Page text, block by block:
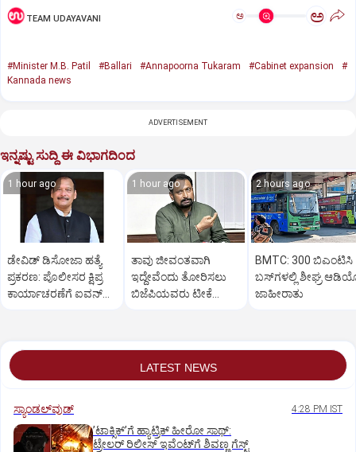
TEAM UDAYAVANI ಅ ಅ
#Minister M.B. Patil #Ballari #Annapoorna Tukaram #Cabinet expansion
#
Kannada news
ADVERTISEMENT
ಇನ್ನಷ್ಟು ಸುದ್ದಿ ಈ ವಿಭಾಗದಿಂದ
1 hour ago
ಡೇವಿಡ್ ಡಿಸೋಜಾ ಹತ್ಯೆ
ಪ್ರಕರಣ: ಪೊಲೀಸರ ಕ್ಷಿಪ್ರ
ಕಾರ್ಯಾಚರಣೆಗೆ ಐವನ್
1 hour ago
ತಾವು ಜೀವಂತವಾಗಿ
ಇದ್ದೇವೆಂದು ತೋರಿಸಲು
ಬಿಜೆಪಿಯವರು ಟೀಕೆ
2 hours ago
BMTC: 300 ಬಿಎಂಟಿಸಿ
ಬಸ್‌ಗಳಲ್ಲಿ ಶೀಘ್ರ
ಜಾಹೀರಾತು
LATEST NEWS
ಸ್ಯಾಂಡಲ್‌ವುಡ್‌ 4:28 PM IST
ʼಟಾಕ್ಸಿಕ್‌ʼಗೆ ಹ್ಯಾಟ್ರಿಕ್‌ ಹೀರೋ ಸಾಥ್:‌
ಟ್ರೇಲರ್‌ ರಿಲೀಸ್‌ ಇವೆಂಟ್‌ಗೆ ಶಿವಣ್ಣ ಗೆಸ್ಟ್